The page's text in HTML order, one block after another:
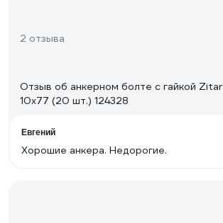
2 отзыва
Отзыв об анкерном болте с гайкой Zitar
10х77 (20 шт.) 124328
Евгений
Хорошие анкера. Недорогие.